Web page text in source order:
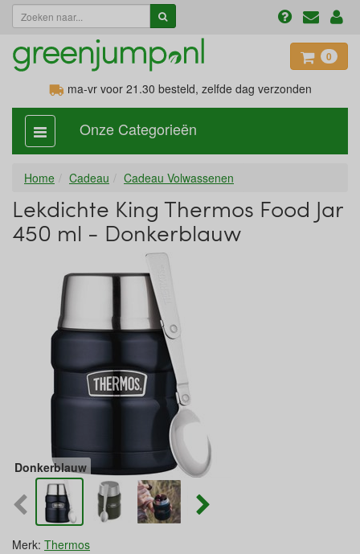
0
ma-vr voor 21.30 besteld, zelfde dag verzonden
categorie
aan,
Onze Categorieën
Home Cadeau Cadeau Volwassenen
Lekdichte King Thermos Food Jar
450 ml - Donkerblauw
Donkerblauw
Merk: Thermos